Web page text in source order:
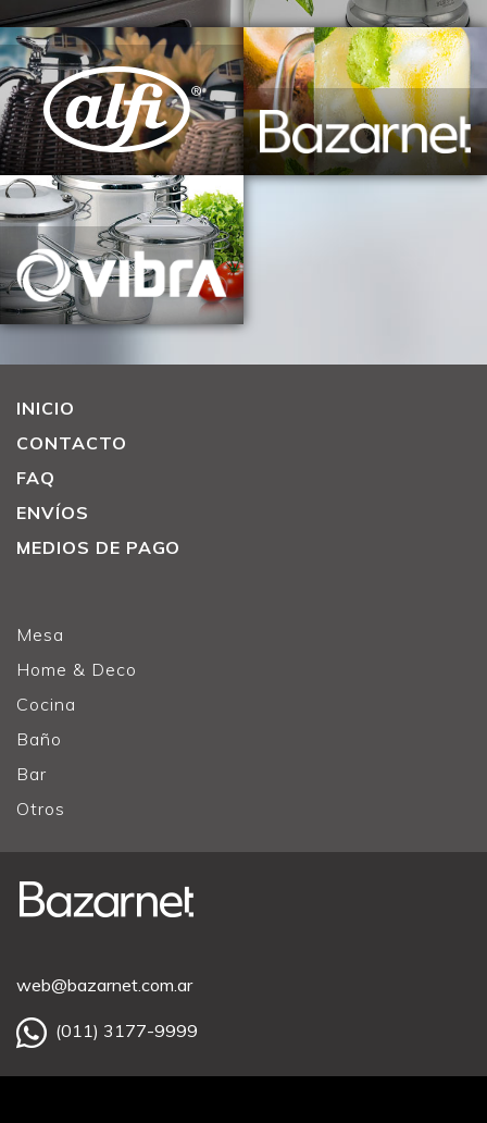
INICIO
CONTACTO
FAQ
ENVÍOS
MEDIOS DE PAGO
Mesa
Home & Deco
Cocina
Baño
Bar
Otros
web@bazarnet.com.ar
(011) 3177-9999